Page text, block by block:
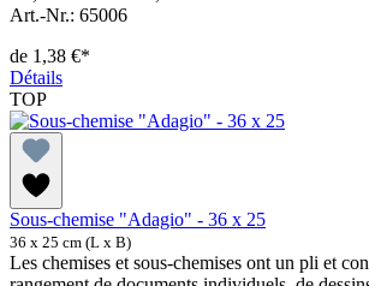
Art.-Nr.: 65006
de 1,38 €*
Détails
TOP
Sous-chemise "Adagio" - 36 x 25
36 x 25 cm (L x B)
Les chemises et sous-chemises ont un pli et